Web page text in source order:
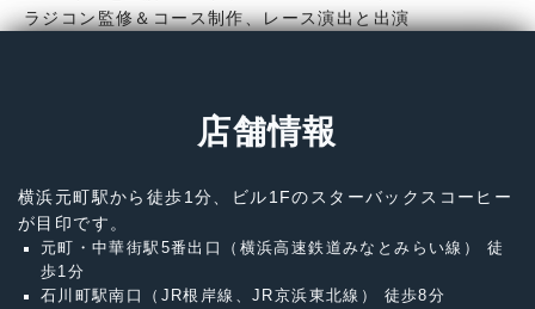
ラジコン監修＆コース制作、レース演出と出演
店舗情報
横浜元町駅から徒歩1分、ビル1Fのスターバックスコーヒー
が目印です。
元町・中華街駅5番出口（横浜高速鉄道みなとみらい線） 徒
歩1分
石川町駅南口（JR根岸線、JR京浜東北線） 徒歩8分